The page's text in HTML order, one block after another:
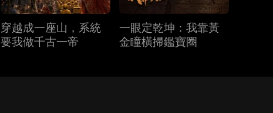
穿越成一座山，系統
要我做千古一帝
一眼定乾坤：我靠黃
金瞳橫掃鑑寶圈